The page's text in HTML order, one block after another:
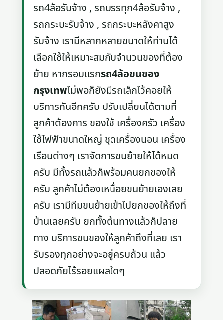
รถ4ล้อรับจ้าง , รถบรรทุก4ล้อรับจ้าง ,
รถกระบะรับจ้าง , รถกระบะหลังคาสูง
รับจ้าง เรามีหลากหลายขนาดให้ท่านได้
เลือกใช้ให้เหมาะสมกับจำนวนของที่ต้อง
ย้าย หากรอบแรกรถ4ล้อขนของ
กรุงเทพไม่พอก็ยังมีรถเล็กไว้คอยให้
บริการกันอีกครับ ปรับเปลี่ยนได้ตามที่
ลูกค้าต้องการ ของใช้ เครื่องครัว เครื่อง
ใช้ไฟฟ้าขนาดใหญ่ ชุดเครื่องนอน เครื่อง
เรือนต่างๆ เราจัดการขนย้ายให้ได้หมด
ครับ มีทั้งรถแล้วก็พร้อมคนยกของให้
ครับ ลูกค้าไม่ต้องเหนื่อยขนย้ายเองเลย
ครับ เรามีทีมขนย้ายเข้าไปยกของให้ถึงที่
บ้านเลยครับ ยกทั้งต้นทางแล้วก็ปลาย
ทาง บริการขนของให้ลูกค้าถึงที่เลย เรา
รับรองทุกอย่างจะอยู่ครบถ้วน แล้ว
ปลอดภัยไร้รอยแผลใดๆ